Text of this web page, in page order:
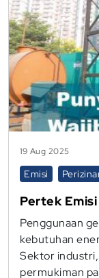
19 Aug 2025
Emisi
Pertek
Penggunaan
kebutuhan
Sektor
permukiman